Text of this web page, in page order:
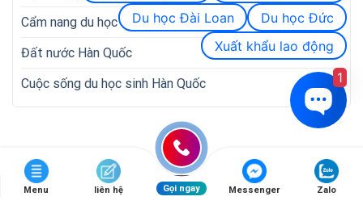
Cẩm nang du học Hàn Quốc
Đất nước Hàn Quốc
Cuộc sống du học sinh Hàn Quốc
Menu liên hệ Gọi ngay Messenger Zalo
Du học Đài Loan
Du học Đức
Xuất khẩu lao động
1